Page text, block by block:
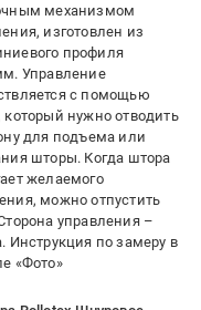
механизмом
изготовлен из
профиля
Управление
с помощью
который нужно отводить
для подъема или
шторы. Когда штора
желаемого
можно отпустить
управления –
Инструкция по замеру в
«Фото»